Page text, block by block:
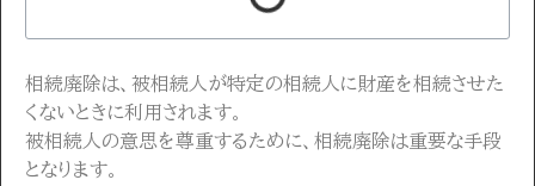
相続廃除は、被相続人が特定の相続人に財産を相続させた
くないときに利用されます。
被相続人の意思を尊重するために、相続廃除は重要な手段
となります。